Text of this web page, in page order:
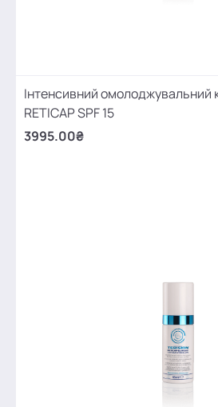
Інтенсивний омолоджувальний
RETICAP SPF 15
3995.00₴